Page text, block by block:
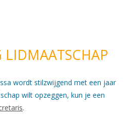
LIDMAATSCHAP
wordt stilzwijgend met een jaar
wilt opzeggen, kun je een
.